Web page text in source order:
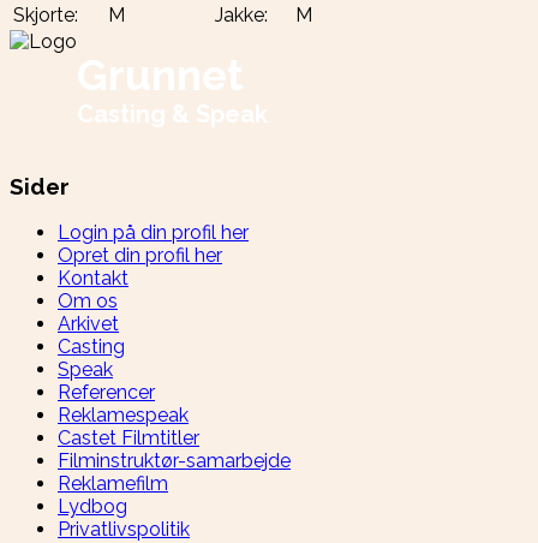
Skjorte:
M Jakke: M
Grunnet
Casting & Speak
Sider
Login på din profil her
Opret din profil her
Kontakt
Om os
Arkivet
Casting
Speak
Referencer
Reklamespeak
Castet Filmtitler
Filminstruktør-samarbejde
Reklamefilm
Lydbog
Privatlivspolitik